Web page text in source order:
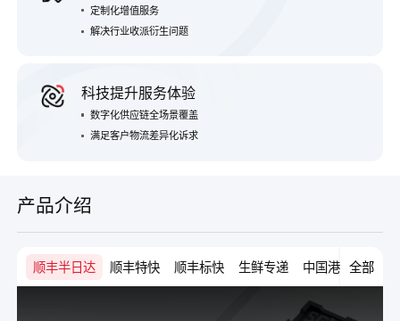
定制化增值服务
解决行业收派衍生问题
科技提升服务体验
数字化供应链全场景覆盖
满足客户物流差异化诉求
产品介绍
顺丰半日达 顺丰特快 顺丰标快 生鲜专递 中国港澳台集运
全部